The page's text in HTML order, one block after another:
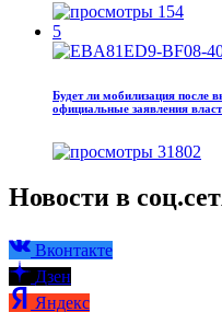
154
5
Будет ли мобилизация после
официальные заявления
31802
Новости в
Вконтакте
Дзен
Яндекс